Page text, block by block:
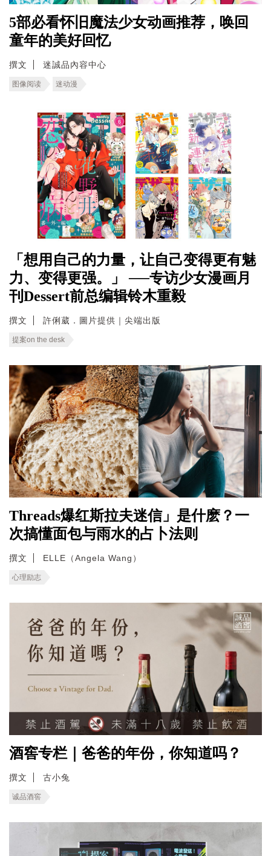
5部必看怀旧魔法少女动画推荐，唤回
童年的美好回忆
撰文 迷誠品內容中心
图像阅读 迷动漫
「想用自己的力量，让自己变得更有魅
力、变得更强。」 ──专访少女漫画月
刊Dessert前总编辑铃木重毅
撰文 許俐葳．圖片提供｜尖端出版
提案on the desk
Threads爆红斯拉夫迷信」是什麽？一
次搞懂面包与雨水的占卜法则
撰文 ELLE（Angela Wang）
心理励志
酒窖专栏｜爸爸的年份，你知道吗？
撰文 古小兔
诚品酒窖